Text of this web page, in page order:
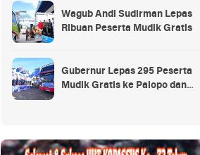
Wagub Andi Sudirman Lepas
Ribuan Peserta Mudik Gratis
Gubernur Lepas 295 Peserta
Mudik Gratis ke Palopo dan